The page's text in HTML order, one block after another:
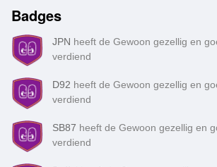
Badges
JPN heeft de Gewoon gezellig en
verdiend
D92 heeft de Gewoon gezellig en
verdiend
SB87 heeft de Gewoon gezellig en
verdiend